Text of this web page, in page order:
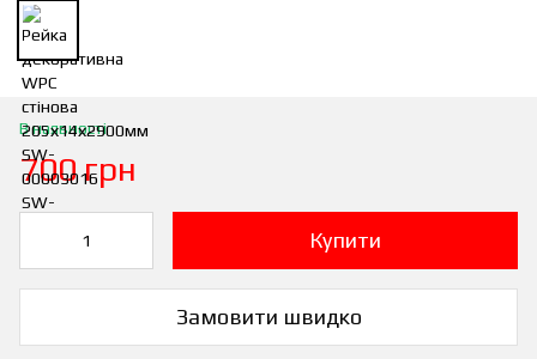
В наявності
700 грн
Купити
Замовити швидко